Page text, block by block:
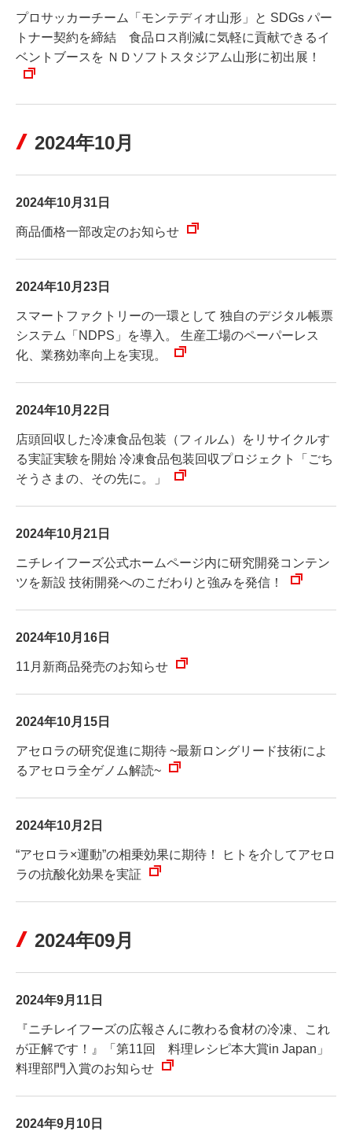
プロサッカーチーム「モンテディオ山形」と SDGs パー
トナー契約を締結 食品ロス削減に気軽に貢献できるイ
ベントブースを ＮＤソフトスタジアム山形に初出展！
2024年10月
2024年10月31日
商品価格一部改定のお知らせ
2024年10月23日
スマートファクトリーの一環として 独自のデジタル帳票
システム「NDPS」を導入。 生産工場のペーパーレス
化、業務効率向上を実現。
2024年10月22日
店頭回収した冷凍食品包装（フィルム）をリサイクルす
る実証実験を開始 冷凍食品包装回収プロジェクト「ごち
そうさまの、その先に。」
2024年10月21日
ニチレイフーズ公式ホームページ内に研究開発コンテン
ツを新設 技術開発へのこだわりと強みを発信！
2024年10月16日
11月新商品発売のお知らせ
2024年10月15日
アセロラの研究促進に期待 ~最新ロングリード技術によ
るアセロラ全ゲノム解読~
2024年10月2日
“アセロラ×運動”の相乗効果に期待！ ヒトを介してアセロ
ラの抗酸化効果を実証
2024年09月
2024年9月11日
『ニチレイフーズの広報さんに教わる食材の冷凍、これ
が正解です！』「第11回 料理レシピ本大賞in Japan」
料理部門入賞のお知らせ
2024年9月10日